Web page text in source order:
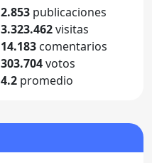
2.853 publicaciones
3.323.462visitas
14.183 comentarios
303.704votos
4.2 promedio